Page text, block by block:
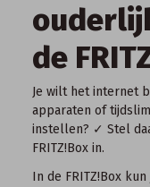
de
Je wilt het internet
apparaten of
instellen? ✓ Stel
FRITZ!Box in.
In de FRITZ!Box